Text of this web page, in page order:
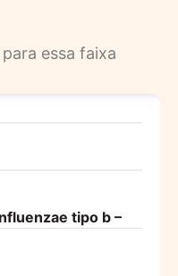
essa faixa
tipo b –